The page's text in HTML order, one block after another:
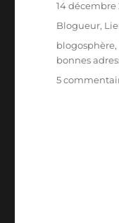
Publié
le
14 décembre
Catégories
Blogueur,
Étiquettes
blogosphère,
bonnes
5